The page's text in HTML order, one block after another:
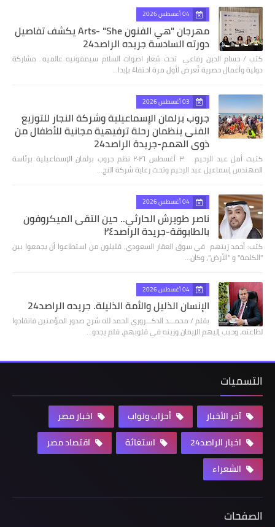
04 أغسطس 2026
مهرجان "هي الفنون Arts- "She يكشف تفاصيل
دورته السادسة جريده الراصد24
كتب / حسام الدين رفاعي تحت شعار اصوات السلام سيمفونيه عالميه مشاركة
دولية وأعمال حصرية تُعرض لأول مرة احتفاءً بإبدا…
03 أغسطس 2026
جروب برلمان الإسماعيلية وشركة النجار للتوزيع
الفنى ينظمان رحلة ترفيهية مجانية للأطفال من
ذوي الهمم-جريدة الراصد24
كتبت أمل عبد الرحيم ٣ أغسطس ٢٠٢٦ نظم جروب برلمان الإسماعيلية برئاسة
المهندس إسماعيل عبد الرحيم وتحت رعاية شركة النج…
04 أغسطس 2026
ناصر طويرش الحارثي.. حين التقى الميكروفون
بالطابوقة-جريدة الراصد٢٤
كتب: أحمد زينهم في سوق العقار السعودي، قليلون من استطاعوا أن يجمعوا بين
"الكلمة" و "الأرض"، وكان…
04 أغسطس 2026
الإنسان الذليل والأمة الذليلة. جريده الراصد24
بقلم / محمـــد الدكـــروري الحمد لله شرح صدور المؤمنين فانقادوا
لطاعته، وحبب إليهم الإيمان وزينه في قلوبهم، فلم يجدو…
التسميات
آخر الأخبار أحزاب ونواب
اخبار مصر
اخبار الراصد24
استغاثة
اقتصاد مصر
الشعراء
الصفحات